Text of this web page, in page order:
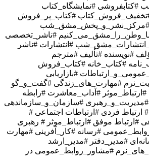
#نمایشگاه_کتاب
#کتاب_پر_فروش
#ناشر_تخصصی
#انتشارات #ناشر
#نویسنده #تألیف #مترجم
#کتاب_خانه #کتاب_فروش
#بازاریابی
#مهارت_های_زندگی #گفت_و_گو
#آداب_معاشرت #رابطه
#مدیریت_و_رهبری #سازمان_و_سازماندهی
ارتباط فردی #ارتباطات اجتماعی #
#ارتباط موفق #ارتباط_موثر # رهبری
#رسانه #کار_آفرینی #مهارت
#مدیر_دفتر #مدیر_ارشد
#مشاور_روابط_عمومی در